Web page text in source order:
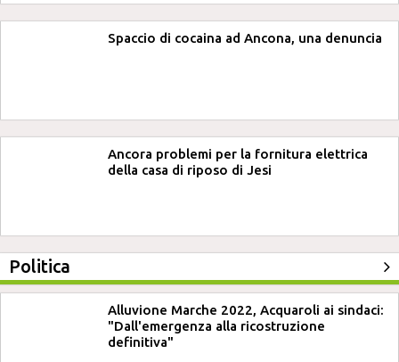
Spaccio di cocaina ad Ancona, una denuncia
Ancora problemi per la fornitura elettrica
della casa di riposo di Jesi
Politica
Alluvione Marche 2022, Acquaroli ai sindaci:
"Dall'emergenza alla ricostruzione
definitiva"